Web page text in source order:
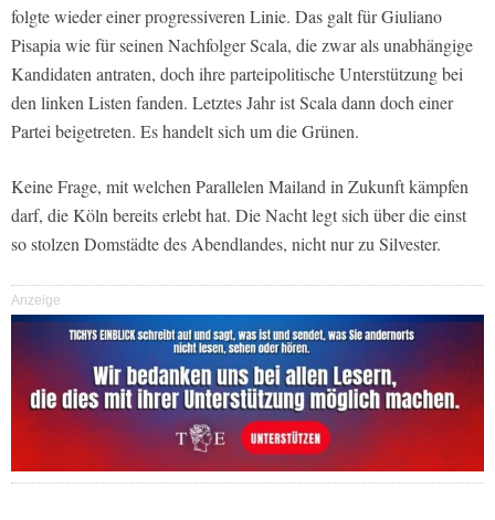
folgte wieder einer progressiveren Linie. Das galt für Giuliano
Pisapia wie für seinen Nachfolger Scala, die zwar als unabhängige
Kandidaten antraten, doch ihre parteipolitische Unterstützung bei
den linken Listen fanden. Letztes Jahr ist Scala dann doch einer
Partei beigetreten. Es handelt sich um die Grünen.
Keine Frage, mit welchen Parallelen Mailand in Zukunft kämpfen
darf, die Köln bereits erlebt hat. Die Nacht legt sich über die einst
so stolzen Domstädte des Abendlandes, nicht nur zu Silvester.
Anzeige